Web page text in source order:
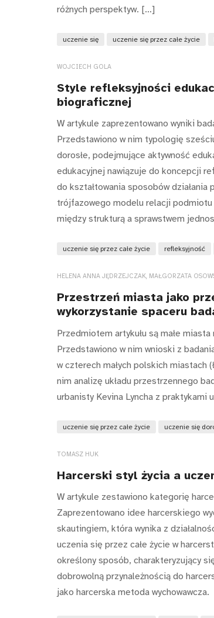
różnych perspektyw. […]
uczenie się uczenie się przez całe życie
WOJCIECH GOLA
Style refleksyjności
biograficznej
W artykule zaprezentowano wyniki
Przedstawiono w nim typologię
dorosłe, podejmujące aktywność
edukacyjnej nawiązuje do koncepcji
do kształtowania sposobów
trójfazowego modelu relacji
między strukturą a sprawstwem
uczenie się przez całe życie refleksyjność
HELENA ANNA JĘDRZEJCZAK, MAŁGORZATA
Przestrzeń miasta jako
wykorzystanie spaceru
Przedmiotem artykułu są małe
Przedstawiono w nim wnioski z
w czterech małych polskich miastach
nim analizę układu przestrzennego
urbanisty Kevina Lyncha z praktykami
uczenie się przez całe życie uczenie się
TOMASZ HUK
Harcerski styl życia a
W artykule zestawiono kategorię
Zaprezentowano idee harcerskiego
skautingiem, która wynika z
uczenia się przez całe życie w
określony sposób, charakteryzujący
dobrowolną przynależnością do
jako harcerska metoda wychowawcza.